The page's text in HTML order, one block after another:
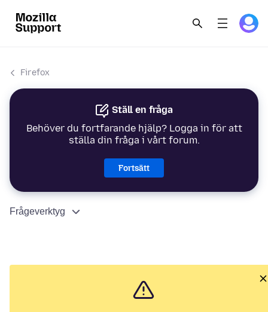
Firefox
Ställ en fråga
Behöver du fortfarande hjälp? Logga in för att
ställa din fråga i vårt forum.
Fortsätt
Frågeverktyg